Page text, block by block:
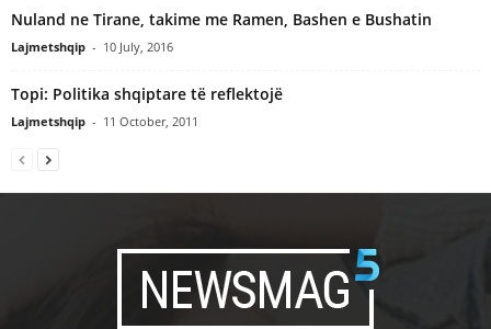
Nuland ne Tirane, takime me Ramen, Bashen e Bushatin
Lajmetshqip - 10 July, 2016
Topi: Politika shqiptare të reflektojë
Lajmetshqip - 11 October, 2011